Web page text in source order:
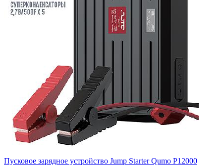
Пусковое зарядное устройство Jump Starter Qumo P12000